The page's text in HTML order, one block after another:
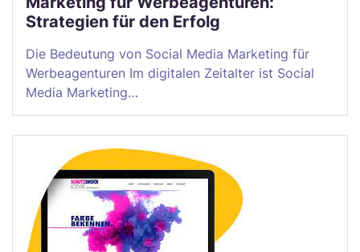
Strategien für den Erfolg
Die Bedeutung von Social Media Marketing für
Werbeagenturen Im digitalen Zeitalter ist Social
Media Marketing…